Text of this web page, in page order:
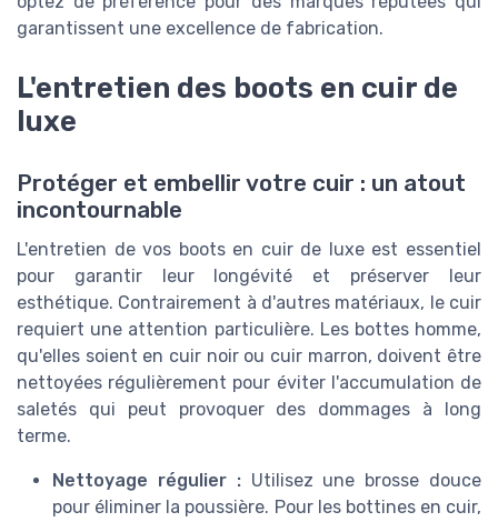
garantissent une excellence de fabrication.
L'entretien des boots en cuir de
luxe
Protéger et embellir votre cuir : un atout
incontournable
L'entretien de vos boots en cuir de luxe est essentiel
pour garantir leur longévité et préserver leur
esthétique. Contrairement à d'autres matériaux, le cuir
requiert une attention particulière. Les bottes homme,
qu'elles soient en cuir noir ou cuir marron, doivent être
nettoyées régulièrement pour éviter l'accumulation de
saletés qui peut provoquer des dommages à long
terme.
Nettoyage régulier :Utilisez une brosse douce
pour éliminer la poussière. Pour les bottines en cuir,